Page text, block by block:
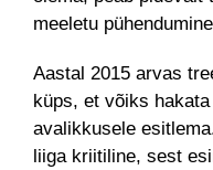
meeletu
Aastal 2015 arvas
küps, et võiks
avalikkusele
liiga kriitiline, sest